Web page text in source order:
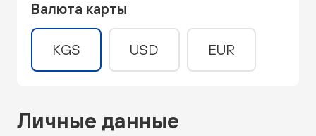
Валюта карты
KGS USD EUR
Личные данные